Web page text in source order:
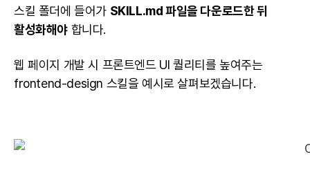
스킬 폴더에 들어가 SKILL.md 파일을 다운로드한 뒤
활성화해야 합니다.
웹 페이지 개발 시 프론트엔드 UI 퀄리티를 높여주는
frontend-design 스킬을 예시로 살펴보겠습니다.